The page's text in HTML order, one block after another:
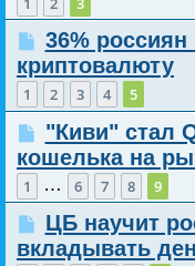
36% россиян
криптовалюту
1 2 3 4 5
"Киви" стал
кошелька на
1 … 6 7 8 9
ЦБ научит
вкладывать